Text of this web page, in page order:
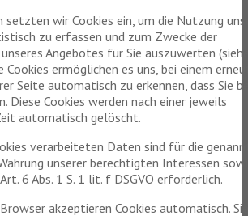
setzten wir Cookies ein, um die Nutzung
zu erfassen und zum Zwecke der
Angebotes für Sie auszuwerten
Cookies ermöglichen es uns, bei einem
Seite automatisch zu erkennen, dass Sie
Diese Cookies werden nach einer jeweils
automatisch gelöscht.
verarbeiteten Daten sind für die
unserer berechtigten Interessen
6 Abs. 1 S. 1 lit. f DSGVO erforderlich.
akzeptieren Cookies automatisch. Sie